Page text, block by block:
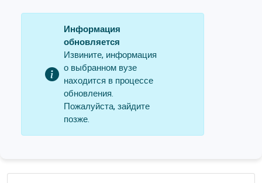
Информация
обновляется
Извините, информация
о выбранном вузе
находится в процессе
обновления.
Пожалуйста, зайдите
позже.